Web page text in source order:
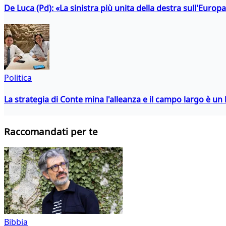
De Luca (Pd): «La sinistra più unita della destra
Politica
La strategia di Conte mina l'alleanza e il campo largo è
Raccomandati per te
Bibbia